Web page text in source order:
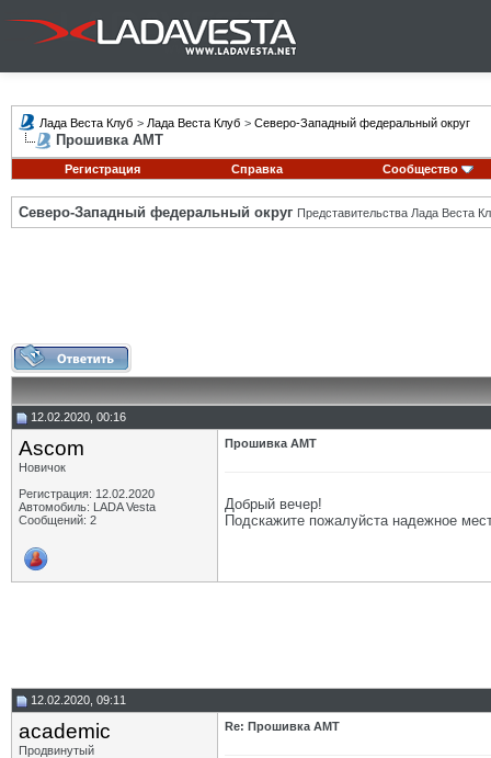
Лада Веста Клуб > Лада Веста Клуб > Северо-Западный федеральный округ
Прошивка AMT
Регистрация Справка Сообщество
Северо-Западный федеральный округ Представительства Лада Веста
12.02.2020, 00:16
Ascom
Новичок
Регистрация: 12.02.2020
Автомобиль: LADA Vesta
Сообщений: 2
Прошивка AMT
Добрый вечер!
Подскажите пожалуйста надежное
12.02.2020, 09:11
academic
Продвинутый
Re: Прошивка AMT